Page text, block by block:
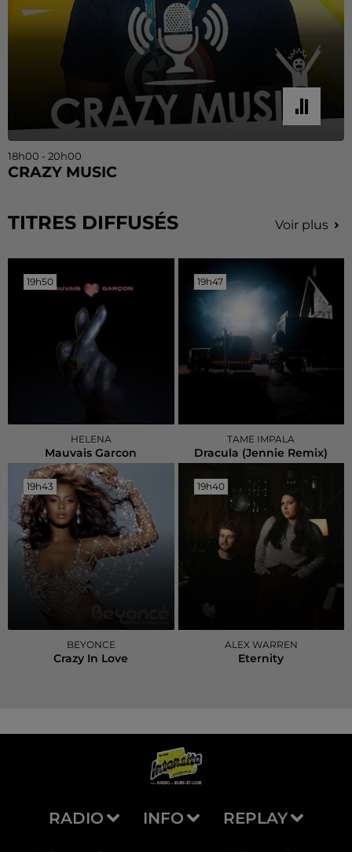
18h00 - 20h00
CRAZY MUSIC
TITRES DIFFUSÉS Voir plus
19h50
19h50
HELENA
Mauvais Garcon
19h47
19h47
TAME IMPALA
Dracula (jennie Remix)
19h43
19h43
BEYONCE
Crazy In Love
19h40
19h40
ALEX WARREN
Eternity
RADIO INFO REPLAY